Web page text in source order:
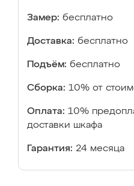
Замер: бесплатно
Доставка: бесплатно
Подъём: бесплатно
Сборка: 10% от
Оплата: 10%
доставки шкафа
Гарантия: 24 месяца